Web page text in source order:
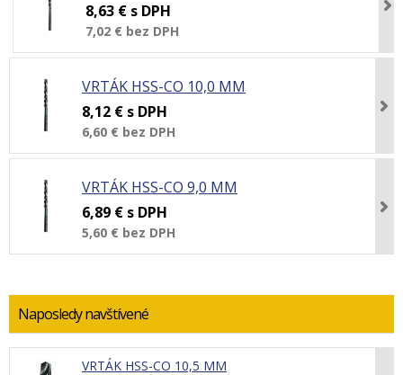
8,63 € s DPH
7,02 € bez DPH
VRTÁK HSS-CO 10,0 MM
8,12 € s DPH
6,60 € bez DPH
VRTÁK HSS-CO 9,0 MM
6,89 € s DPH
5,60 € bez DPH
Naposledy navštívené
VRTÁK HSS-CO 10,5 MM